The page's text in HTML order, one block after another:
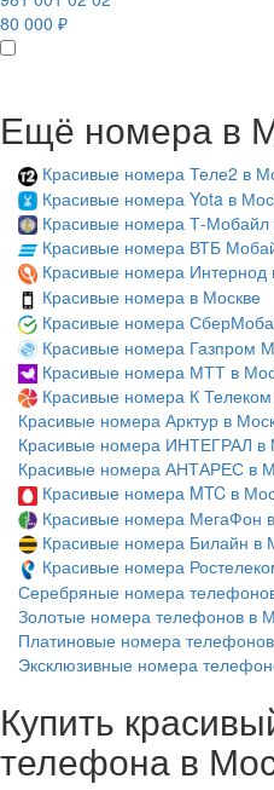
80 000 ₽
Ещё номера в
Красивые номера Теле2 в
Красивые номера Yota в
Красивые номера Т-Мобайл
Красивые номера ВТБ
Красивые номера Интернод
Красивые номера в Москве
Красивые номера
Красивые номера Газпром
Красивые номера МТТ в
Красивые номера К
Красивые номера Арктур в
Красивые номера ИНТЕГРАЛ в
Красивые номера АНТАРЕС в
Красивые номера MTC в
Красивые номера МегаФон
Красивые номера Билайн в
Красивые номера
Серебряные номера
Золотые номера телефонов в
Платиновые номера
Эксклюзивные номера
Купить
телефона в